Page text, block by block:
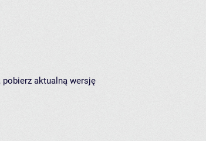
pobierz aktualną wersję